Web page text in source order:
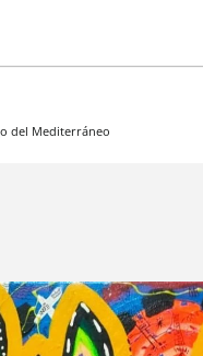
del Mediterráneo